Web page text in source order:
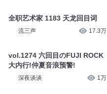
全职艺术家 1183 天龙回目词
流三声 17.3万
vol.1274 六回目のFUJI ROCK
大内行!仲夏音浪预警!
深夜谈谈 1万